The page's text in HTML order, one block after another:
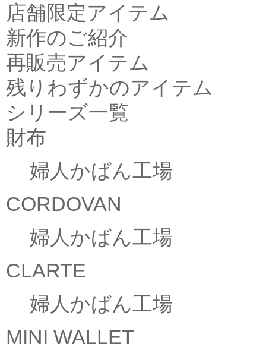
店舗限定アイテム
新作のご紹介
再販売アイテム
残りわずかのアイテム
シリーズ一覧
財布
婦人かばん工場
CORDOVAN
婦人かばん工場
CLARTE
婦人かばん工場
MINI WALLET